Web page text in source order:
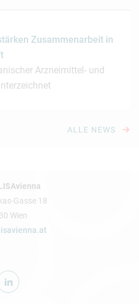
Zusammenarbeit in
Arzneimittel- und
ALLE NEWS
Gasse 18
Wien